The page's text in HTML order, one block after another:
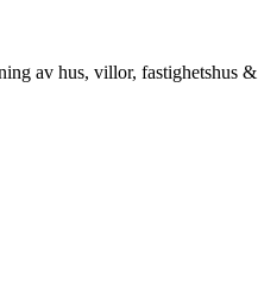
av hus, villor,